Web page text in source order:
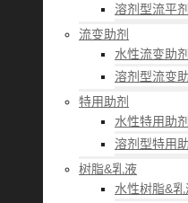
溶剂型流平剂
流变助剂
水性流变助剂
溶剂型流变
特用助剂
水性特用助剂
溶剂型特用
树脂&乳液
水性树脂&乳